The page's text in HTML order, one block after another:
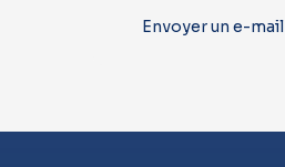
Envoyer un e-mail